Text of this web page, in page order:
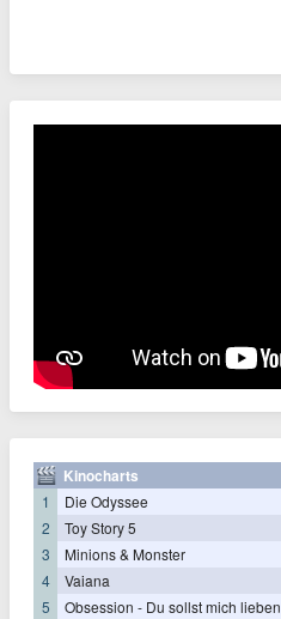
Kinocharts
1 Die Odyssee
2
Toy Story 5
3
Minions & Monster
4
Vaiana
5
Obsession - Du sollst mich lieben